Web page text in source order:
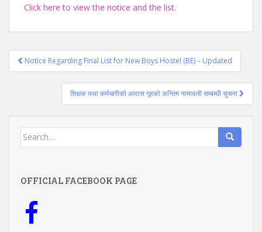
Click here to view the notice and the list.
Post
navigation
Notice Regarding Final List for New Boys Hostel (BE) – Updated
शिक्षक तथा कर्मचारीको आवास गृहको अन्तिम नामावली सम्बम्धी सुचना
Search
OFFICIAL FACEBOOK PAGE